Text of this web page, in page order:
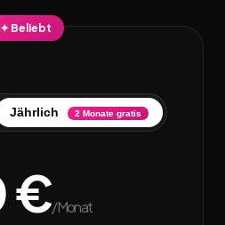
✦ Beliebt
Jährlich 2 Monate gratis
€/Monat